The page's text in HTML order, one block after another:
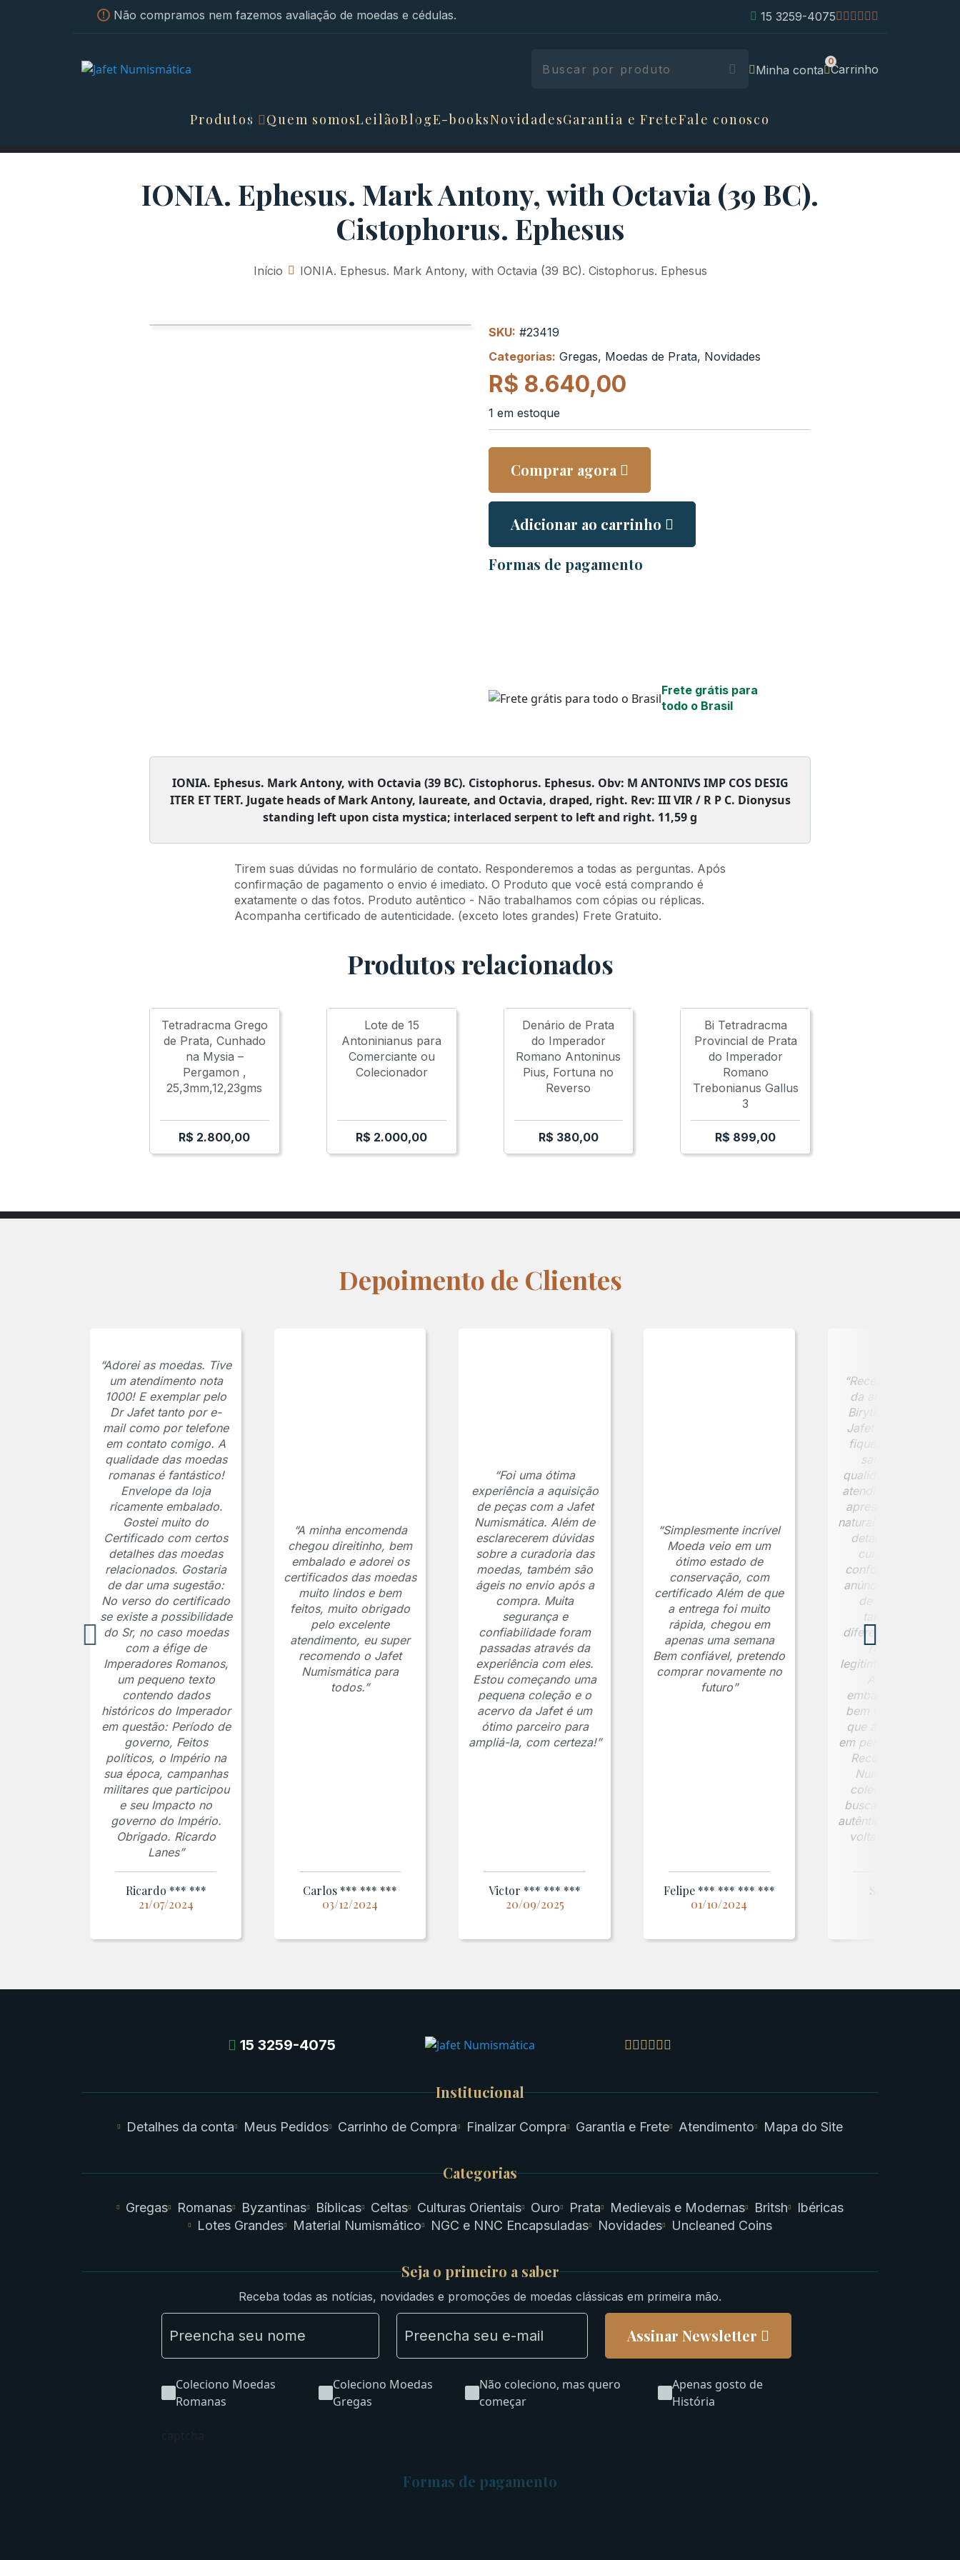
Não compramos nem fazemos avaliação de moedas e cédulas. 15 3259-4075
Minha conta Carrinho
Produtos Quem somosLeilãoBlogE-booksNovidadesGarantia e FreteFale conosco
IONIA. Ephesus. Mark Antony, with Octavia (39 BC).
Cistophorus. Ephesus
Início » IONIA. Ephesus. Mark Antony, with Octavia (39 BC). Cistophorus. Ephesus
SKU: #23419
Categorias: Gregas, Moedas de Prata, Novidades
R$ 8.640,00
1 em estoque
Comprar agora
Adicionar ao carrinho
Formas de pagamento
Frete grátis para
todo o Brasil
IONIA. Ephesus. Mark Antony, with Octavia (39 BC). Cistophorus. Ephesus. Obv: M ANTONIVS IMP COS DESIG
ITER ET TERT. Jugate heads of Mark Antony, laureate, and Octavia, draped, right. Rev: III VIR / R P C. Dionysus
standing left upon cista mystica; interlaced serpent to left and right. 11,59 g
Tirem suas dúvidas no formulário de contato. Responderemos a todas as perguntas. Após
confirmação de pagamento o envio é imediato. O Produto que você está comprando é
exatamente o das fotos. Produto autêntico - Não trabalhamos com cópias ou réplicas.
Acompanha certificado de autenticidade. (exceto lotes grandes) Frete Gratuito.
Produtos relacionados
Tetradracma Grego
de Prata, Cunhado
na Mysia –
Pergamon ,
25,3mm,12,23gms
R$ 2.800,00
Lote de 15
Antoninianus para
Comerciante ou
Colecionador
R$ 2.000,00
Denário de Prata
do Imperador
Romano Antoninus
Pius, Fortuna no
Reverso
R$ 380,00
Bi Tetradracma
Provincial de Prata
do Imperador
Romano
Trebonianus Gallus
3
R$ 899,00
Depoimento de Clientes
“Adorei as moedas. Tive
um atendimento nota
1000! E exemplar pelo
Dr Jafet tanto por e-
mail como por telefone
em contato comigo. A
qualidade das moedas
romanas é fantástico!
Envelope da loja
ricamente embalado.
Gostei muito do
Certificado com certos
detalhes das moedas
relacionados. Gostaria
de dar uma sugestão:
No verso do certificado
se existe a possibilidade
do Sr, no caso moedas
com a éfige de
Imperadores Romanos,
um pequeno texto
contendo dados
históricos do Imperador
em questão: Período de
governo, Feitos
políticos, o Império na
sua época, campanhas
militares que participou
e seu Impacto no
governo do Império.
Obrigado. Ricardo
Lanes”
Ricardo *** ***
21/07/2024
“A minha encomenda
chegou direitinho, bem
embalado e adorei os
certificados das moedas
muito lindos e bem
feitos, muito obrigado
pelo excelente
atendimento, eu super
recomendo o Jafet
Numismática para
todos.”
Carlos *** *** ***
03/12/2024
“Foi uma ótima
experiência a aquisição
de peças com a Jafet
Numismática. Além de
esclarecerem dúvidas
sobre a curadoria das
moedas, também são
ágeis no envio após a
compra. Muita
segurança e
confiabilidade foram
passadas através da
experiência com eles.
Estou começando uma
pequena coleção e o
acervo da Jafet é um
ótimo parceiro para
ampliá-la, com certeza!”
Victor *** *** ***
20/09/2025
“Simplesmente incrível
Moeda veio em um
ótimo estado de
conservação, com
certificado Além de que
a entrega foi muito
rápida, chegou em
apenas uma semana
Bem confiável, pretendo
comprar novamente no
futuro”
Felipe *** *** *** ***
01/10/2024
“Recebi minha
da antiga cidade de
Birytis, comprada na
Jafet Numismática, e
fiquei extremamente
satisfeito com a
qualidade da peça e
atendimento. A
apresenta uma
natural bem
detalhes visíveis da
cunhagem e está
conforme descrito
anúncio. O
de autenticidade
também foi um
diferencial
reforçando a
legitimidade da
embalagem foi muito
bem feita,
que a peça chegasse
em perfeitas
Recomendo a Jafet
Numismática para
colecionadores que
buscam peças raras
autênticas. Com
voltarei a comprar!”
Sandiego ***
15 3259-4075
Institucional
Detalhes da conta Meus Pedidos Carrinho de Compra Finalizar Compra Garantia e Frete Atendimento Mapa do Site
Categorias
Gregas Romanas Byzantinas Bíblicas Celtas Culturas Orientais Ouro Prata Medievais e Modernas Britsh
Ibéricas
Lotes Grandes
Material Numismático NGC e NNC Encapsuladas Novidades Uncleaned Coins
Seja o primeiro a saber
Receba todas as notícias, novidades e promoções de moedas clássicas em primeira mão.
Coleciono Moedas
Romanas
Coleciono Moedas
Gregas
Não coleciono, mas quero
começar
Apenas gosto de
História
Assinar Newsletter
Formas de pagamento